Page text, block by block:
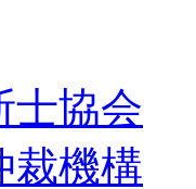
士協会
裁機構